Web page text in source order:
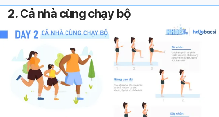
2. Cả nhà cùng chạy bộ